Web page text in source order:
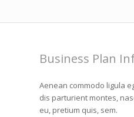
Business Plan
Aenean commodo ligula
dis parturient montes,
eu, pretium quis, sem.